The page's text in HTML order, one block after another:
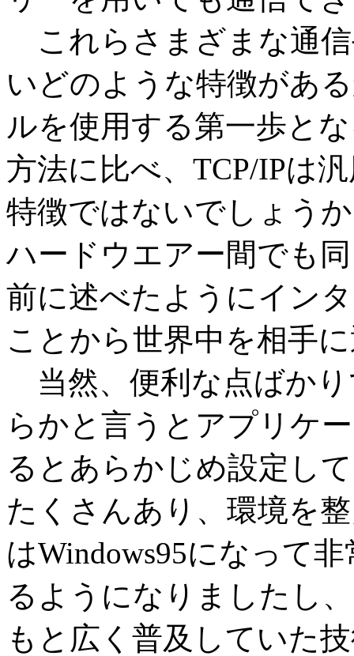
これらさまざまな通信
いどのような特徴があ
ルを使用する第一歩と
方法に比べ、TCP/IPは
特徴ではないでしょう
ハードウエアー間でも
前に述べたようにイン
ことから世界中を相手
当然、便利な点ばか
らかと言うとアプリケ
るとあらかじめ設定し
たくさんあり、環境を
はWindows95になって
るようになりましたし
もと広く普及していた